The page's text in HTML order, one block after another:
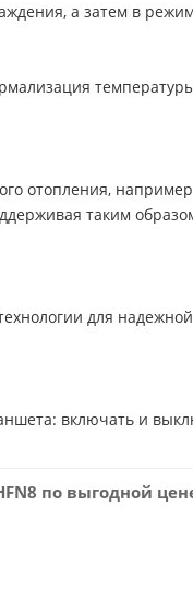
а затем в
отопления,
таким
для
включать и
по выгодной